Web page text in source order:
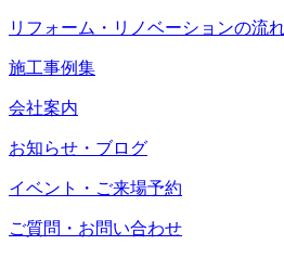
リフォーム・リノベーションの流
施工事例集
会社案内
お知らせ・ブログ
イベント・ご来場予約
ご質問・お問い合わせ